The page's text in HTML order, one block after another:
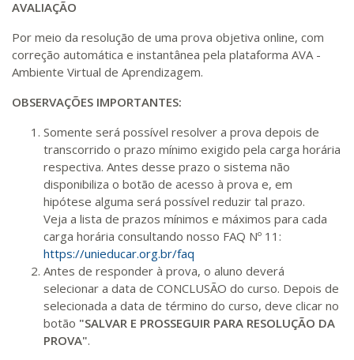
440 H 55dias 150dias
Matricular
AVALIAÇÃO
Por meio da resolução de uma prova objetiva online, com
correção automática e instantânea pela plataforma AVA -
Ambiente Virtual de Aprendizagem.
OBSERVAÇÕES IMPORTANTES:
Somente será possível resolver a prova depois de
transcorrido o prazo mínimo exigido pela carga horária
respectiva. Antes desse prazo o sistema não
disponibiliza o botão de acesso à prova e, em
hipótese alguma será possível reduzir tal prazo.
Veja a lista de prazos mínimos e máximos para cada
carga horária consultando nosso FAQ Nº 11:
https://unieducar.org.br/faq
Antes de responder à prova, o aluno deverá
selecionar a data de CONCLUSÃO do curso. Depois de
selecionada a data de término do curso, deve clicar no
botão "SALVAR E PROSSEGUIR PARA RESOLUÇÃO DA
PROVA".